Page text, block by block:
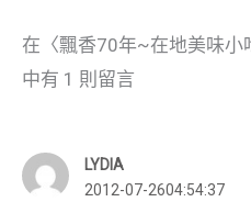
在〈飄香70年~在地美味小
中有 1 則留言
LYDIA
2012-07-2604:54:37